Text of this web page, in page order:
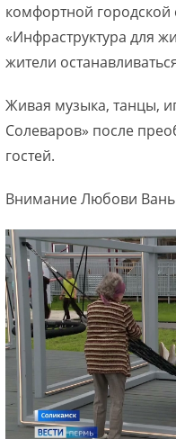
комфортной городской
«Инфраструктура для
жители
Живая музыка, танцы,
Солеваров» после
гостей.
Внимание Любови